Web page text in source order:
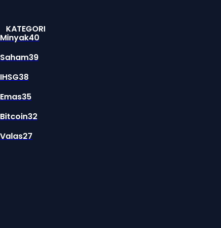
KATEGORI
Minyak40
Saham39
IHSG38
Emas35
Bitcoin32
Valas27